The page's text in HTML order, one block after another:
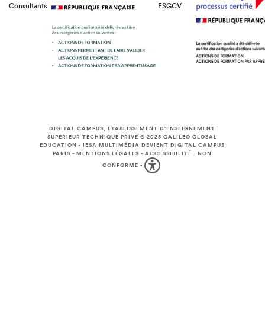
Consultants
ESGCV
DIGITAL CAMPUS, ÉTABLISSEMENT D'ENSEIGNEMENT
SUPÉRIEUR TECHNIQUE PRIVÉ © 2025GALILEO GLOBAL
EDUCATION -IESA MULTIMÉDIA DEVIENT DIGITAL CAMPUS
PARIS -MENTIONS LÉGALES -ACCESSIBILITÉ : NON
CONFORME -